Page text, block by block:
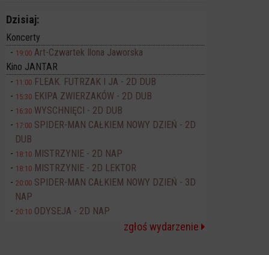
Dzisiaj:
Koncerty
19:00 Art-Czwartek Ilona Jaworska
Kino JANTAR
11:00 FLEAK. FUTRZAK I JA - 2D DUB
15:30 EKIPA ZWIERZAKÓW - 2D DUB
16:30 WYSCHNIĘCI - 2D DUB
17:00 SPIDER-MAN CAŁKIEM NOWY DZIEŃ - 2D
DUB
18:10 MISTRZYNIE - 2D NAP
18:10 MISTRZYNIE - 2D LEKTOR
20:00 SPIDER-MAN CAŁKIEM NOWY DZIEŃ - 3D
NAP
20:10 ODYSEJA - 2D NAP
zgłoś wydarzenie